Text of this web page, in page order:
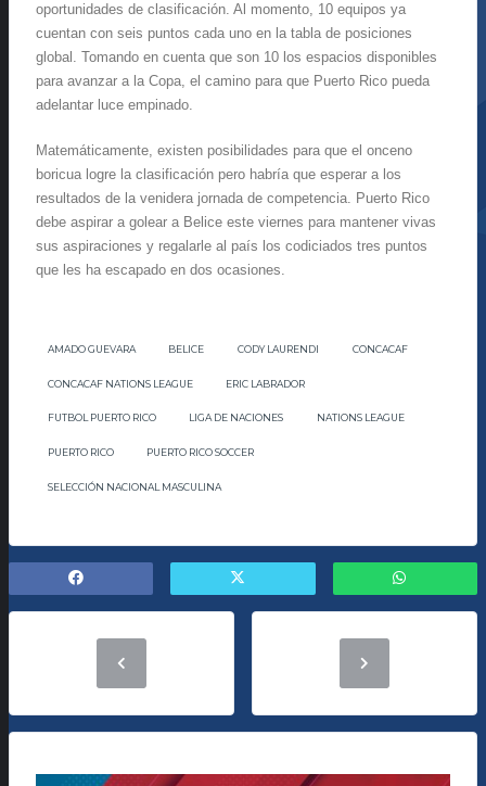
oportunidades de clasificación. Al momento, 10 equipos ya
cuentan con seis puntos cada uno en la tabla de posiciones
global. Tomando en cuenta que son 10 los espacios disponibles
para avanzar a la Copa, el camino para que Puerto Rico pueda
adelantar luce empinado.
Matemáticamente, existen posibilidades para que el onceno
boricua logre la clasificación pero habría que esperar a los
resultados de la venidera jornada de competencia. Puerto Rico
debe aspirar a golear a Belice este viernes para mantener vivas
sus aspiraciones y regalarle al país los codiciados tres puntos
que les ha escapado en dos ocasiones.
AMADO GUEVARA BELICE CODY LAURENDI CONCACAF
CONCACAF NATIONS LEAGUE ERIC LABRADOR
FUTBOL PUERTO RICO LIGA DE NACIONES NATIONS LEAGUE
PUERTO RICO PUERTO RICO SOCCER
SELECCIÓN NACIONAL MASCULINA